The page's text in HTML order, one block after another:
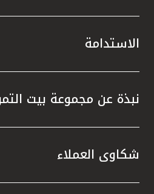
الاستدامة
نبذة عن مجموعة بيت
شكاوى العملاء